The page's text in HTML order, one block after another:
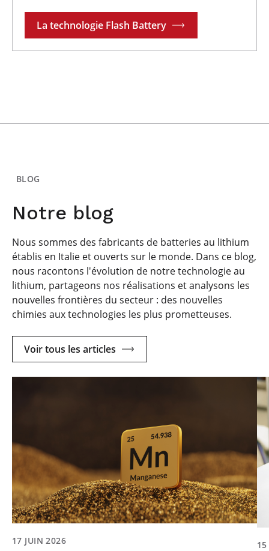
La technologie Flash Battery
BLOG
Notre blog
Nous sommes des fabricants de batteries au lithium
établis en Italie et ouverts sur le monde. Dans ce blog,
nous racontons l'évolution de notre technologie au
lithium, partageons nos réalisations et analysons les
nouvelles frontières du secteur : des nouvelles
chimies aux technologies les plus prometteuses.
Voir tous les articles
17 JUIN 2026 15